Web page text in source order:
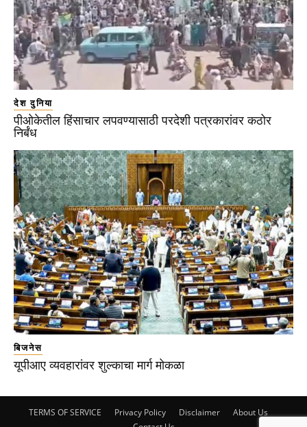
देश दुनिया
पीओकेतील हिंसाचार लपवण्यासाठी परदेशी पत्रकारांवर कठोर
निर्बंध
बिजनेस
यूपीआए व्यवहारांवर शुल्काचा मार्ग मोकळा
TERMS OF SERVICE Privacy Policy Disclaimer
About Us